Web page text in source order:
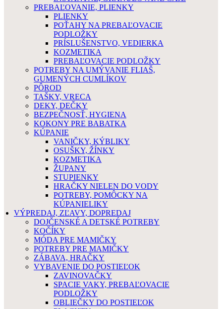
PREBAĽOVANIE, PLIENKY
PLIENKY
POŤAHY NA PREBAĽOVACIE
PODLOŽKY
PRÍSLUŠENSTVO, VEDIERKA
KOZMETIKA
PREBAĽOVACIE PODLOŽKY
POTREBY NA UMÝVANIE FLIAŠ,
GUMENÝCH CUMLÍKOV
PÔROD
TAŠKY, VRECA
DEKY, DEČKY
BEZPEČNOSŤ, HYGIENA
KOKONY PRE BABATKA
KÚPANIE
VANIČKY, KÝBLIKY
OSUŠKY, ŽÍNKY
KOZMETIKA
ŽUPANY
STUPIENKY
HRAČKY NIELEN DO VODY
POTREBY, POMÔCKY NA
KÚPANIELIKY
VÝPREDAJ, ZĽAVY, DOPREDAJ
DOJČENSKÉ A DETSKÉ POTREBY
KOČÍKY
MÓDA PRE MAMIČKY
POTREBY PRE MAMIČKY
ZÁBAVA, HRAČKY
VYBAVENIE DO POSTIEĽOK
ZAVINOVAČKY
SPACIE VAKY, PREBAĽOVACIE
PODLOŽKY
OBLIEČKY DO POSTIEĽOK